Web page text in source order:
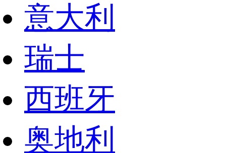
意大利
瑞士
西班牙
奥地利